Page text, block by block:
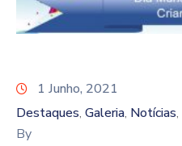
Projetos
1 Junho, 2021
Destaques‚ Galeria‚ Notícias‚
By